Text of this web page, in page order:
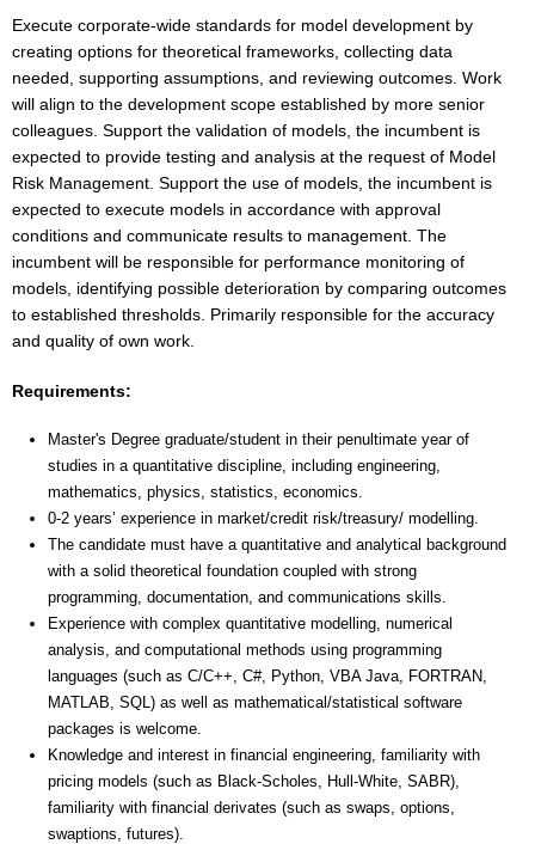
Execute corporate-wide standards for model development by
creating options for theoretical frameworks, collecting data
needed, supporting assumptions, and reviewing outcomes. Work
will align to the development scope established by more senior
colleagues. Support the validation of models, the incumbent is
expected to provide testing and analysis at the request of Model
Risk Management. Support the use of models, the incumbent is
expected to execute models in accordance with approval
conditions and communicate results to management. The
incumbent will be responsible for performance monitoring of
models, identifying possible deterioration by comparing outcomes
to established thresholds. Primarily responsible for the accuracy
and quality of own work.
Requirements:
Master's Degree graduate/student in their penultimate year of
studies in a quantitative discipline, including engineering,
mathematics, physics, statistics, economics.
0-2 years’ experience in market/credit risk/treasury/ modelling.
The candidate must have a quantitative and analytical background
with a solid theoretical foundation coupled with strong
programming, documentation, and communications skills.
Experience with complex quantitative modelling, numerical
analysis, and computational methods using programming
languages (such as C/C++, C#, Python, VBA Java, FORTRAN,
MATLAB, SQL) as well as mathematical/statistical software
packages is welcome.
Knowledge and interest in financial engineering, familiarity with
pricing models (such as Black-Scholes, Hull-White, SABR),
familiarity with financial derivates (such as swaps, options,
swaptions, futures).